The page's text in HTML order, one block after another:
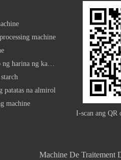
machine
patatas na almirol
machine
I-scan ang QR
Machine De Traitement